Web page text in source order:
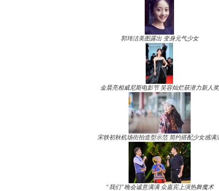
郭玮洁美图露出 变身元气少女
金晨亮相威尼斯电影节 笑容灿烂获潜力新人奖
宋轶初秋机场街拍造型示范 简约搭配少女感满
“我们”晚会诚意满满 众嘉宾上演热舞魔术